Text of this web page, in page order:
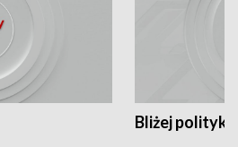
Bliżej polityki